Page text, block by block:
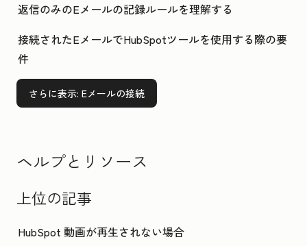
返信のみのEメールの記録ルールを理解する
接続されたEメールでHubSpotツールを使用する際の要
件
さらに表示: Eメールの接続
ヘルプとリソース
上位の記事
HubSpot 動画が再生されない場合